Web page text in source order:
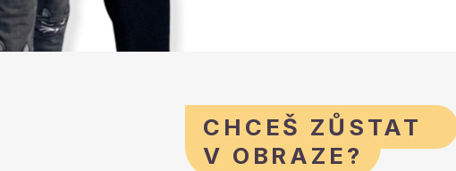
CHCEŠ ZŮSTAT
V OBRAZE?